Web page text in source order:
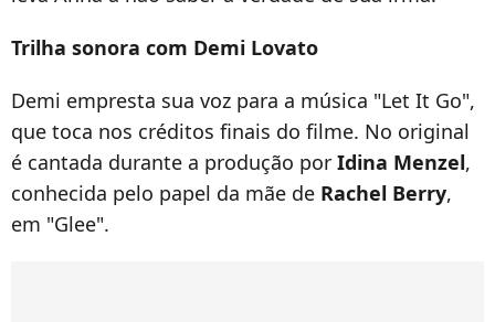
Trilha sonora com Demi Lovato
Demi empresta sua voz para a música "Let It Go",
que toca nos créditos finais do filme. No original
é cantada durante a produção por Idina Menzel,
conhecida pelo papel da mãe de Rachel Berry,
em "Glee".